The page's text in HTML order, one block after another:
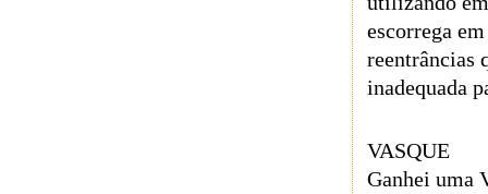
escorrega
reentrâncias
inadequada
VASQUE
Ganhei uma